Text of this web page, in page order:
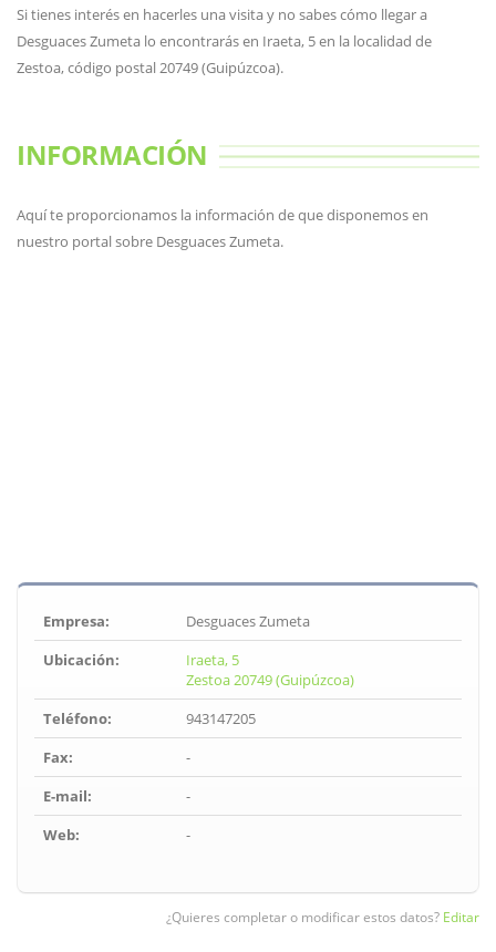
Si tienes interés en hacerles una visita y no sabes cómo llegar a
Desguaces Zumeta lo encontrarás en Iraeta, 5 en la localidad de
Zestoa, código postal 20749 (Guipúzcoa).
INFORMACIÓN
Aquí te proporcionamos la información de que disponemos en
nuestro portal sobre Desguaces Zumeta.
Empresa:
Desguaces Zumeta
Ubicación:
Iraeta, 5
Zestoa 20749 (Guipúzcoa)
Teléfono:
943147205
Fax:
-
E-mail:
-
Web:
-
¿Quieres completar o modificar estos datos? Editar